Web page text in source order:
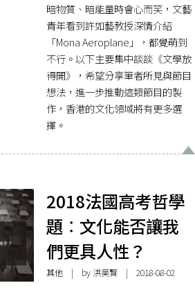
暗物質、暗能量時會心而笑，文藝
青年看到許如藝教授深情介紹
「Mona Aeroplane」，都覺萌到
不行。以下主要集中談談《文學放
得開》，希望分享筆者所見與節目
想法，進一步推動這類節目的製
作，香港的文化領域將有更多選
擇。
2018法國高考哲學
題︰文化能否讓我
們更具人性？
其他| by 洪昊賢| 2018-08-02